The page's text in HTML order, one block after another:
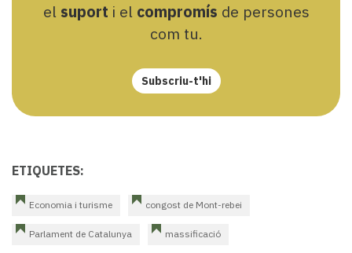
el suport i el compromís de persones
com tu.
Subscriu-t'hi
ETIQUETES:
Economia i turisme congost de Mont-rebei
Parlament de Catalunya massificació